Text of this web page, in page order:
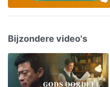
Bijzondere video's